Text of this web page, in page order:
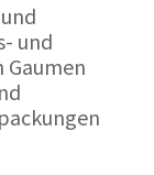
und
Gaumen